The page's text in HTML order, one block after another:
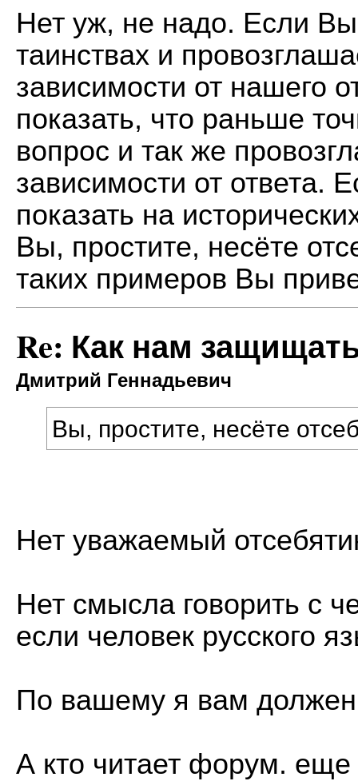
Нет уж, не надо. Если
таинствах и
зависимости от нашего
показать, что раньше
вопрос и так же
зависимости от ответа.
показать на
Вы, простите, несёте
таких примеров Вы
Re: Как нам
Дмитрий Геннадьевич
Вы, простите, несёте
Нет уважаемый
Нет смысла говорить с
если человек русского
По вашему я вам должен
А кто читает форум.